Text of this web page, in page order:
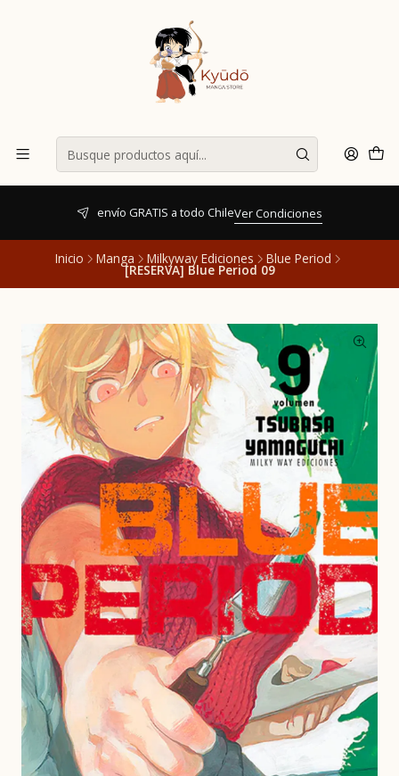
envío GRATIS a todo ChileVer Condiciones
Inicio Manga Milkyway Ediciones Blue Period
[RESERVA] Blue Period 09